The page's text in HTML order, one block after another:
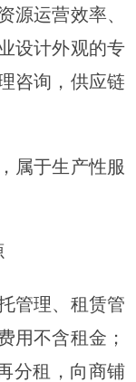
源运营效率、
设计外观的专
咨询，供应链
属于生产性服
管理、租赁管
用不含租金；
分租，向商铺